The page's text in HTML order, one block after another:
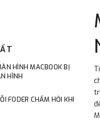
HÌNH MACBOOK BỊ
HÌNH
FODER CHẤM HỎI KHI